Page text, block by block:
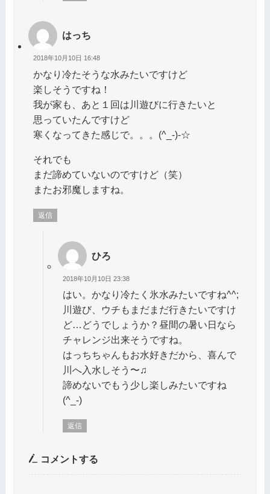
はっち
2018年10月10日 16:48
かなり冷たそうな水みたいですけど
楽しそうですね！
我が家も、あと１回は川遊びに行きたいと
思っていたんですけど
寒くなってきた感じで。。。(^_-)-☆
それでも
まだ諦めていないのですけど（笑）
またお邪魔しますね。
返信
ひろ
2018年10月10日 23:38
はい。かなり冷たく氷水みたいですね^^;
川遊び、ウチもまだまだ行きたいですけ
ど…どうでしょうか？昼間の暑い日なら
チャレンジ出来そうですね。
はっちちゃんもお水好きだから、喜んで
川へ入水しそう〜♫
諦めないでもう少し楽しみたいですね
(^_-)
返信
コメントする